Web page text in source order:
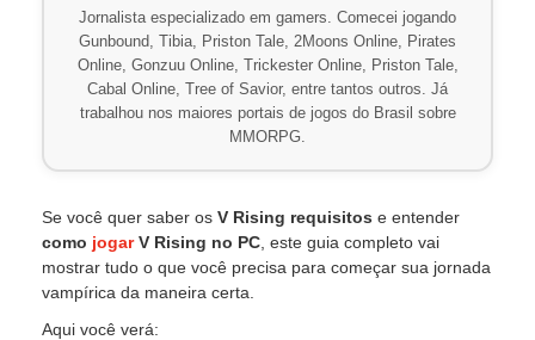
Jornalista especializado em gamers. Comecei jogando
Gunbound, Tibia, Priston Tale, 2Moons Online, Pirates
Online, Gonzuu Online, Trickester Online, Priston Tale,
Cabal Online, Tree of Savior, entre tantos outros. Já
trabalhou nos maiores portais de jogos do Brasil sobre
MMORPG.
Se você quer saber os V Rising requisitos e entender
como jogarV Rising no PC , este guia completo vai
mostrar tudo o que você precisa para começar sua jornada
vampírica da maneira certa.
Aqui você verá: